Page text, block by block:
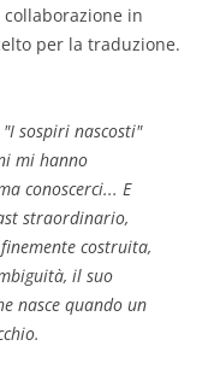
in
per la traduzione.
sospiri nascosti"
mi hanno
conoscerci... E
straordinario,
costruita,
il suo
nasce quando un